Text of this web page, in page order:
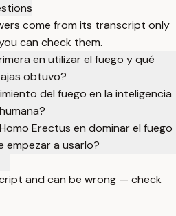
come from its transcript only
can check them.
en utilizar el fuego y qué
obtuvo?
del fuego en la inteligencia
humana?
Erectus en dominar el fuego
empezar a usarlo?
and can be wrong — check